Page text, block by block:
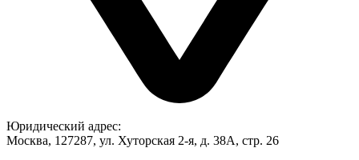
Юридический адрес:
Москва, 127287, ул. Хуторская 2-я, д. 38А, стр. 26